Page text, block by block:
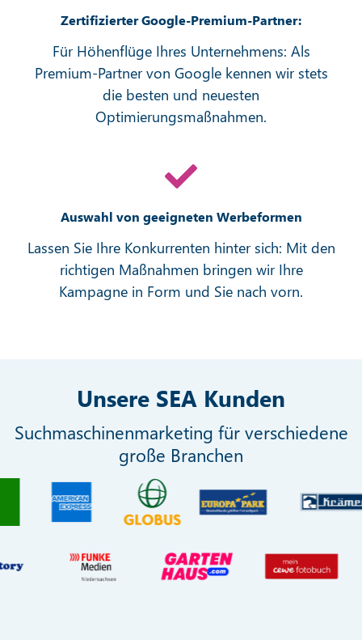
Zertifizierter Google-Premium-Partner:
Für Höhenflüge Ihres Unternehmens: Als
Premium-Partner von Google kennen wir stets
die besten und neuesten
Optimierungsmaßnahmen.
Auswahl von geeigneten Werbeformen
Lassen Sie Ihre Konkurrenten hinter sich: Mit den
richtigen Maßnahmen bringen wir Ihre
Kampagne in Form und Sie nach vorn.
Unsere SEA Kunden
Suchmaschinenmarketing für verschiedene
große Branchen